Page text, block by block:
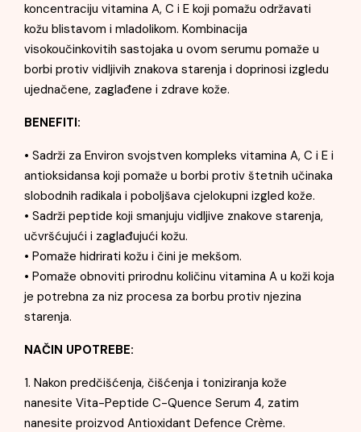
koncentraciju vitamina A, C i E koji pomažu održavati
kožu blistavom i mladolikom. Kombinacija
visokoučinkovitih sastojaka u ovom serumu pomaže u
borbi protiv vidljivih znakova starenja i doprinosi izgledu
ujednačene, zaglađene i zdrave kože.
BENEFITI:
• Sadrži za Environ svojstven kompleks vitamina A, C i E i
antioksidansa koji pomaže u borbi protiv štetnih učinaka
slobodnih radikala i poboljšava cjelokupni izgled kože.
• Sadrži peptide koji smanjuju vidljive znakove starenja,
učvršćujući i zaglađujući kožu.
• Pomaže hidrirati kožu i čini je mekšom.
• Pomaže obnoviti prirodnu količinu vitamina A u koži koja
je potrebna za niz procesa za borbu protiv njezina
starenja.
NAČIN UPOTREBE:
1. Nakon predčišćenja, čišćenja i toniziranja kože
nanesite Vita-Peptide C-Quence Serum 4, zatim
nanesite proizvod Antioxidant Defence Crème.